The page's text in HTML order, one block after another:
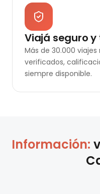
Viajá seguro
Más de 30.000
verificados,
siempre disponible.
Información: